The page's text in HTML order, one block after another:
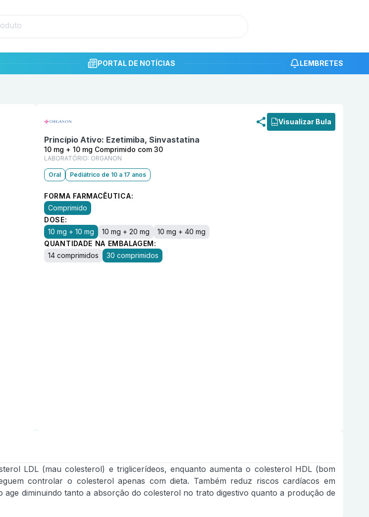
PORTAL DE NOTÍCIAS LEMBRETES
Visualizar Bula
Princípio Ativo: Ezetimiba, Sinvastatina
10 mg + 10 mg Comprimido com 30
LABORATÓRIO: ORGANON
Oral Pediátrico de 10 a 17 anos
FORMA FARMACÊUTICA:
Comprimido
DOSE:
10 mg + 10 mg
10 mg + 20 mg
10 mg + 40 mg
QUANTIDADE NA EMBALAGEM:
14 comprimidos
30 comprimidos
LDL (mau colesterol) e triglicerídeos, enquanto aumenta o colesterol HDL (bom
controlar o colesterol apenas com dieta. Também reduz riscos cardíacos em
diminuindo tanto a absorção do colesterol no trato digestivo quanto a produção de